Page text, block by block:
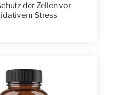
der Zellen vor
Stress